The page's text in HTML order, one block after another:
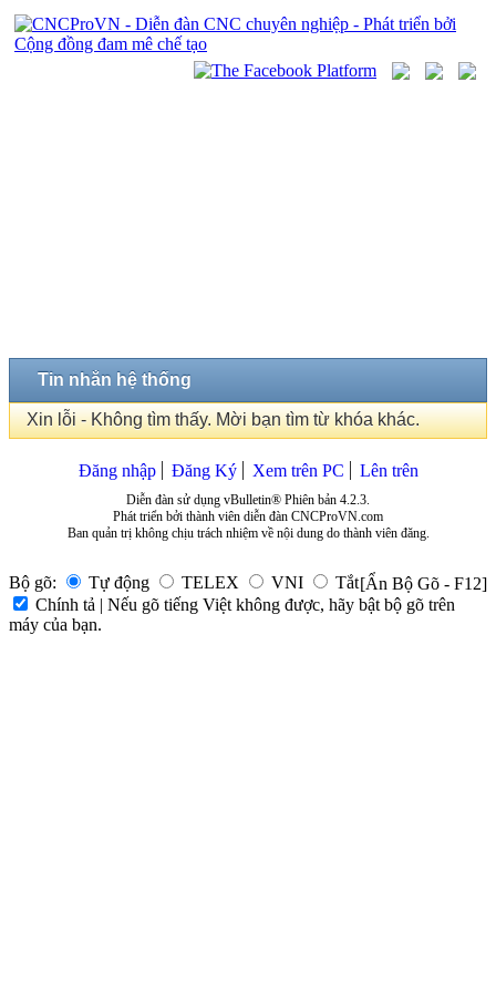
Tin nhắn hệ thống
Xin lỗi - Không tìm thấy. Mời bạn tìm từ khóa khác.
Đăng nhập Đăng Ký Xem trên PC Lên trên
Diễn đàn sử dụng vBulletin® Phiên bản 4.2.3.
Phát triển bởi thành viên diễn đàn CNCProVN.com
Ban quản trị không chịu trách nhiệm về nội dung do thành viên đăng.
Bộ gõ: Tự động TELEX VNI Tắt[Ẩn Bộ Gõ - F12]
Chính tả | Nếu gõ tiếng Việt không được, hãy bật bộ gõ trên
máy của bạn.